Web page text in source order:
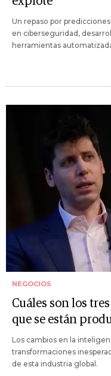
Un repaso por
en ciberseguridad,
herramientas
NEGOCIOS
Cuáles son los
que se están
Los cambios en la
transformaciones
de esta industria global.